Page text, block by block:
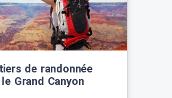
de randonnée
Grand Canyon